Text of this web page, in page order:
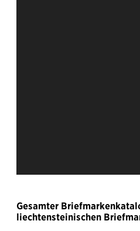
Gesamter
liechtensteinischen